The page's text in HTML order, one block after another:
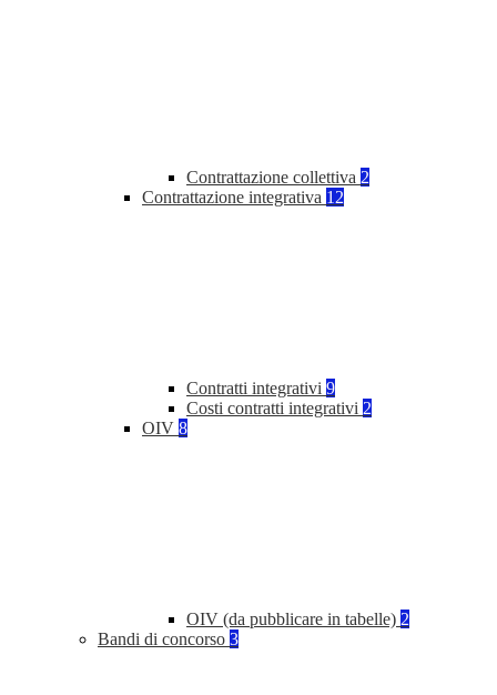
Contrattazione collettiva 2
Contrattazione integrativa 12
Contratti integrativi 9
Costi contratti integrativi 2
OIV 8
OIV (da pubblicare in tabelle) 2
Bandi di concorso 3